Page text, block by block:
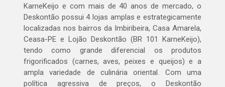
KarneKeijo e com mais de 40 anos de mercado, o
Deskontão possui 4 lojas amplas e estrategicamente
localizadas nos bairros da Imbiribeira, Casa Amarela,
Ceasa-PE e Lojão Deskontão (BR 101 KarneKeijo),
tendo como grande diferencial os produtos
frigorificados (carnes, aves, peixes e queijos) e a
ampla variedade de culinária oriental. Com uma
política agressiva de preços, o Deskontão